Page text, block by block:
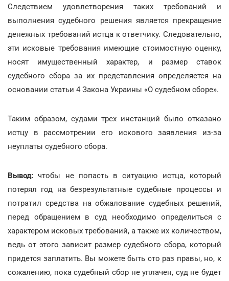
Следствием удовлетворения таких требований и
выполнения судебного решения является прекращение
денежных требований истца к ответчику. Следовательно,
эти исковые требования имеющие стоимостную оценку,
носят имущественный характер, и размер ставок
судебного сбора за их представления определяется на
основании статьи 4 Закона Украины «О судебном сборе».
Таким образом, судами трех инстанций было отказано
истцу в рассмотрении его искового заявления из-за
неуплаты судебного сбора.
Вывод:чтобы не попасть в ситуацию истца, который
потерял год на безрезультатные судебные процессы и
потратил средства на обжалование судебных решений,
перед обращением в суд необходимо определиться с
характером исковых требований, а также их количеством,
ведь от этого зависит размер судебного сбора, который
придется заплатить. Вы можете быть сто раз правы, но, к
сожалению, пока судебный сбор не уплачен, суд не будет